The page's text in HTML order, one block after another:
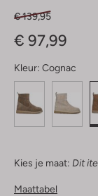
€ 139,95
€ 97,99
Kleur: Cognac
Kies je maat: Dit
Maattabel